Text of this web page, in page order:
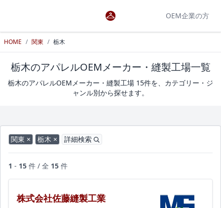
OEM企業の方
HOME / 関東 / 栃木
栃木のアパレルOEMメーカー・縫製工場一覧
栃木のアパレルOEMメーカー・縫製工場 15件を、カテゴリー・ジ
ャンル別から探せます。
関東 × 栃木 × 詳細検索
1 - 15 件 / 全 15 件
株式会社佐藤縫製工業